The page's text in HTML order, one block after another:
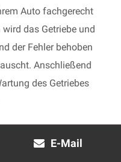
E-Mail
Auto fachgerecht
das Getriebe und
der Fehler behoben
Anschließend
des Getriebes
eines komplexen
und benötigt